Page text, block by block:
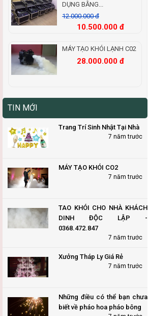
DỤNG BẰNG...
12.000.000 đ
10.500.000 đ
MÁY TẠO KHÓI LẠNH C02
28.000.000 đ
TIN MỚI
Trang Trí Sinh Nhật Tại Nhà
7 năm trước
MÁY TẠO KHÓI CO2
7 năm trước
TAO KHÓI CHO NHÀ KHÁCH
DINH ĐỘC LẬP -
0368.472.847
7 năm trước
Xưởng Tháp Ly Giá Rẻ
7 năm trước
Những điều có thể bạn chưa
biết về pháo hoa pháo bông